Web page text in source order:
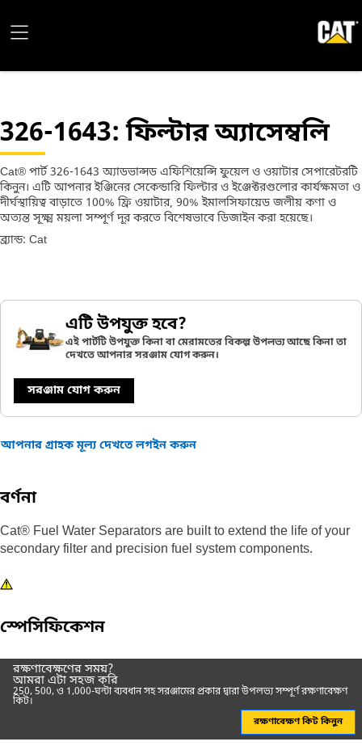
326-1643: ফিল্টার অ্যাসেম্বলি
Cat® পার্ট 326-1643 অ্যাডভান্সড এফিশিয়েন্সি ফুয়েল ও ওয়াটার সেপারেটরটি
কিনুন। এটি আপনার ইঞ্জিনের সেকেন্ডারি ফিল্টার ও ইঞ্জেক্টরগুলোর কার্যক্ষমতা ও
দীর্ঘস্থায়িত্ব বাড়াতে 100% ফ্রি ওয়াটার, 90% ইমালসিফায়েড জলীয় কণা ও
অত্যন্ত সূক্ষ্ম ময়লা সম্পূর্ণ দূর করতে বিশেষভাবে ডিজাইন করা হয়েছে।
ব্র্যান্ড: Cat
এটি উপযুক্ত হবে?
এই পার্টটি উপযুক্ত কিনা বা মেরামতের বিকল্প উপলভ্য আছে কিনা তা
দেখতে আপনার সরঞ্জাম যোগ করুন।
সরঞ্জাম যোগ করুন
আপনার গ্রাহক মূল্য দেখতে লগইন করুন
বর্ণনা
Cat® Fuel Water Separators are built to extend the life of your
secondary filter and precision fuel system components.
স্পেসিফিকেশন
রক্ষণাবেক্ষণের সময়?
আমরা এটা সহজ করি
250, 500, ও 1,000-ঘন্টা ব্যবধান সহ সরঞ্জামের প্রকার দ্বারা উপলভ্য সম্পূর্ণ রক্ষণাবেক্ষণ
কিট।
রক্ষণাবেক্ষণ কিট কিনুন